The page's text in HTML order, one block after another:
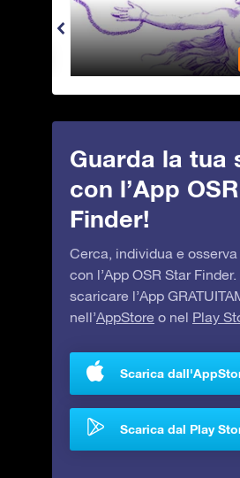
Guarda la tua
con l’App
Finder!
Cerca, individua e
con l’App OSR Star Finder.
scaricare l’App
nell’AppStore o nel Play
Scarica
Scarica dal Play